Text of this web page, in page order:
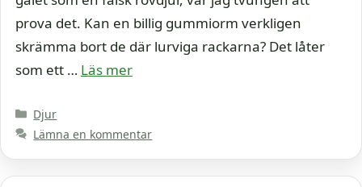
prova det. Kan en billig gummiorm verkligen
skrämma bort de där lurviga rackarna? Det låter
som ett … Läs mer
Kategorier
Djur
Lämna en kommentar